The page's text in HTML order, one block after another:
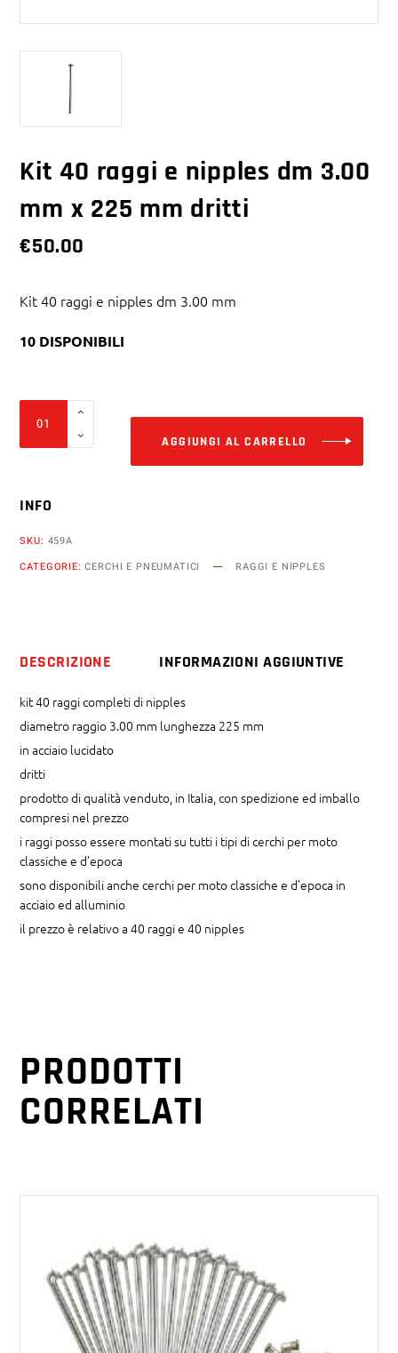
Kit 40 raggi e nipples dm 3.00
mm x 225 mm dritti
€50.00
Kit 40 raggi e nipples dm 3.00 mm
10 DISPONIBILI
nipples
quantity
AGGIUNGI AL CARRELLO
INFO
SKU: 459A
CATEGORIE:CERCHI E PNEUMATICI RAGGI E NIPPLES
DESCRIZIONE INFORMAZIONI AGGIUNTIVE
kit 40 raggi completi di nipples
diametro raggio 3.00 mm lunghezza 225 mm
in acciaio lucidato
dritti
prodotto di qualità venduto, in Italia, con spedizione ed imballo
compresi nel prezzo
i raggi posso essere montati su tutti i tipi di cerchi per moto
classiche e d’epoca
sono disponibili anche cerchi per moto classiche e d’epoca in
acciaio ed alluminio
il prezzo è relativo a 40 raggi e 40 nipples
PRODOTTI
CORRELATI
AGGIUNGI AL CARRELLO